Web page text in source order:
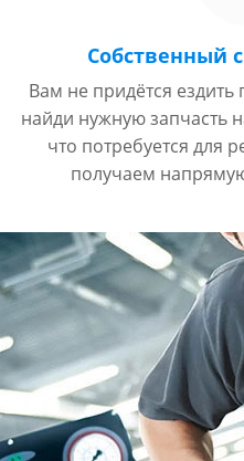
Собственный
Вам не придётся
найди нужную запчасть
что потребуется для
получаем